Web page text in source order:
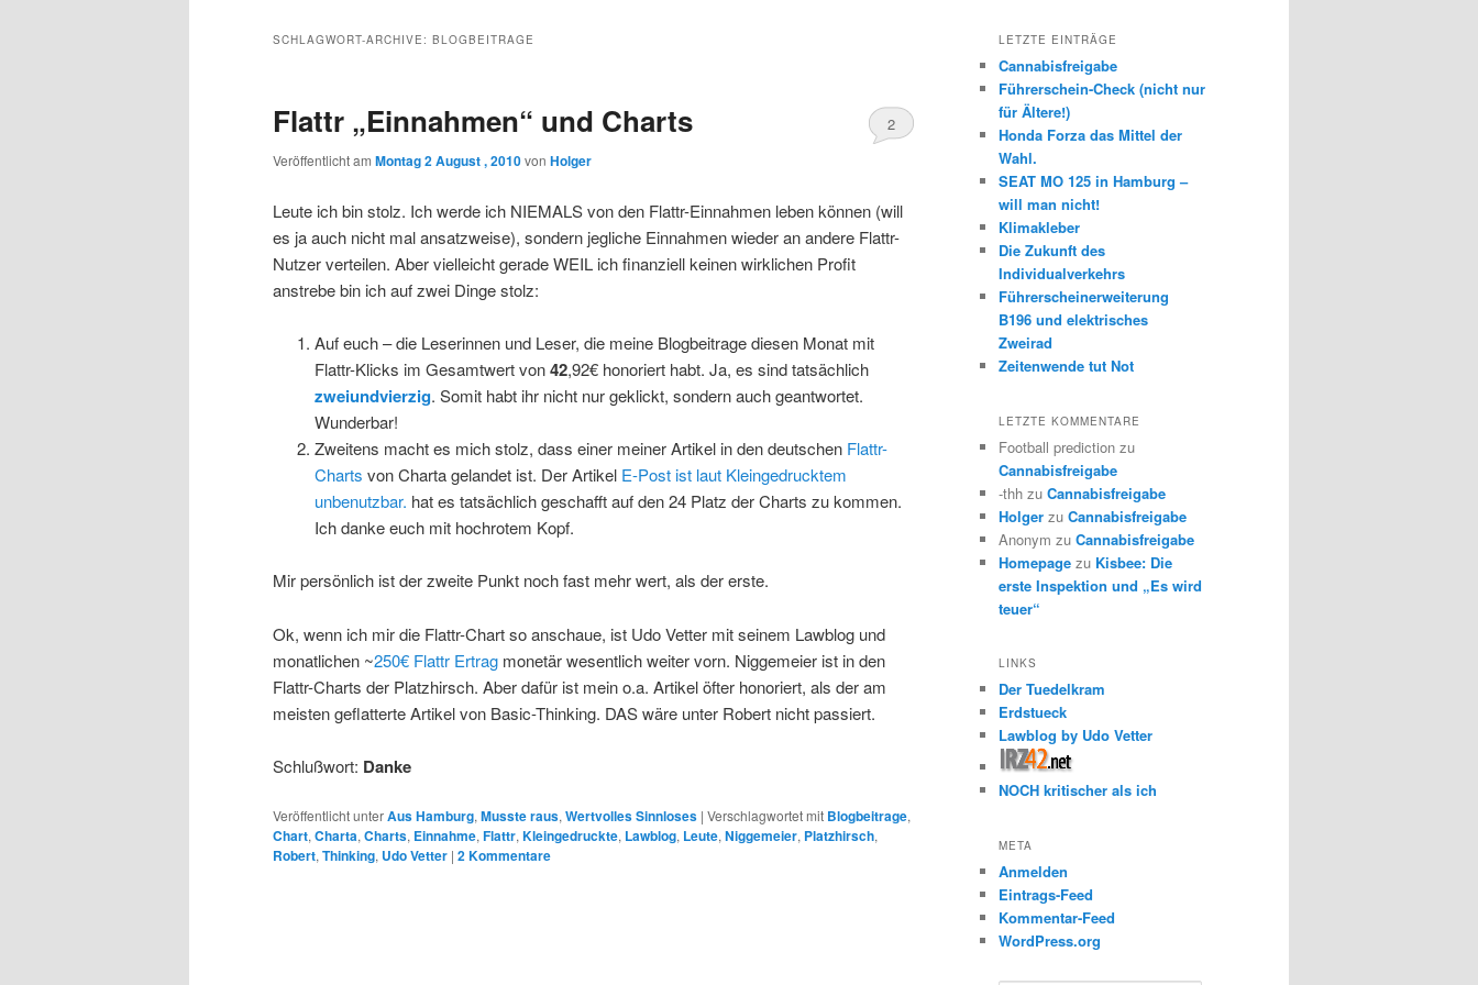
wechseln
SCHLAGWORT-ARCHIVE: BLOGBEITRAGE
Flattr „Einnahmen“ und Charts
Veröffentlicht am Montag 2 August , 2010von Holger
2
Leute ich bin stolz. Ich werde ich NIEMALS von den Flattr-Einnahmen leben können (will
es ja auch nicht mal ansatzweise), sondern jegliche Einnahmen wieder an andere Flattr-
Nutzer verteilen. Aber vielleicht gerade WEIL ich finanziell keinen wirklichen Profit
anstrebe bin ich auf zwei Dinge stolz:
Auf euch – die Leserinnen und Leser, die meine Blogbeitrage diesen Monat mit
Flattr-Klicks im Gesamtwert von42,92€ honoriert habt. Ja, es sind tatsächlich
zweiundvierzig. Somit habt ihr nicht nur geklickt, sondern auch geantwortet.
Wunderbar!
Zweitens macht es mich stolz, dass einer meiner Artikel in den deutschen Flattr-
Charts von Charta gelandet ist. Der Artikel E-Post ist laut Kleingedrucktem
unbenutzbar. hat es tatsächlich geschafft auf den 24 Platz der Charts zu kommen.
Ich danke euch mit hochrotem Kopf.
Mir persönlich ist der zweite Punkt noch fast mehr wert, als der erste.
Ok, wenn ich mir die Flattr-Chart so anschaue, ist Udo Vetter mit seinem Lawblog und
monatlichen ~250€ Flattr Ertrag monetär wesentlich weiter vorn. Niggemeier ist in den
Flattr-Charts der Platzhirsch. Aber dafür ist mein o.a. Artikel öfter honoriert, als der am
meisten geflatterte Artikel von Basic-Thinking. DAS wäre unter Robert nicht passiert.
Schlußwort: Danke
Veröffentlicht unterAus Hamburg,Musste raus,Wertvolles Sinnloses | Verschlagwortet mit Blogbeitrage,
Chart,Charta,Charts, Einnahme,Flattr,Kleingedruckte, Lawblog, Leute,Niggemeier, Platzhirsch,
Robert,Thinking, Udo Vetter | 2Kommentare
LETZTE EINTRÄGE
Cannabisfreigabe
Führerschein-Check (nicht nur
für Ältere!)
Honda Forza das Mittel der
Wahl.
SEAT MO 125 in Hamburg –
will man nicht!
Klimakleber
Die Zukunft des
Individualverkehrs
Führerscheinerweiterung
B196 und elektrisches
Zweirad
Zeitenwende tut Not
LETZTE KOMMENTARE
Football prediction zu
Cannabisfreigabe
-thh zu Cannabisfreigabe
Holger zu Cannabisfreigabe
Anonym zu Cannabisfreigabe
Homepage zu Kisbee: Die
erste Inspektion und „Es wird
teuer“
LINKS
Der Tuedelkram
Erdstueck
Lawblog by Udo Vetter
NOCH kritischer als ich
META
Anmelden
Eintrags-Feed
Kommentar-Feed
WordPress.org